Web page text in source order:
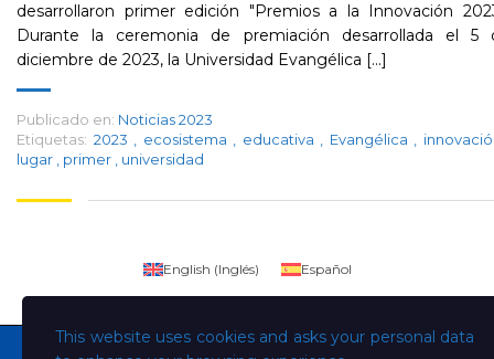
desarrollaron primer edición "Premios a la Innovación
Durante la ceremonia de premiación desarrollada el 5
diciembre de 2023, la Universidad Evangélica [...]
Publicado en: Noticias 2023
Etiquetas: 2023 ecosistema educativa Evangélica
lugar
primer universidad
This website uses cookies and asks your personal data
English (Inglés) Español